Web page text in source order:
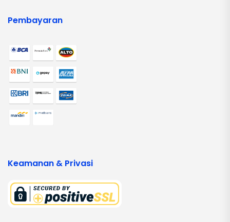
Pembayaran
Keamanan & Privasi